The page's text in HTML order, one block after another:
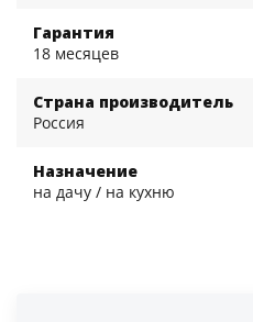
Гарантия
18 месяцев
Страна производитель
Россия
Назначение
на дачу / на кухню